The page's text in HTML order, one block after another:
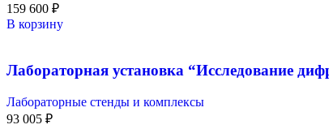
159 600 ₽
В корзину
Лабораторная установка “Исследование
Лабораторные стенды и комплексы
93 005 ₽